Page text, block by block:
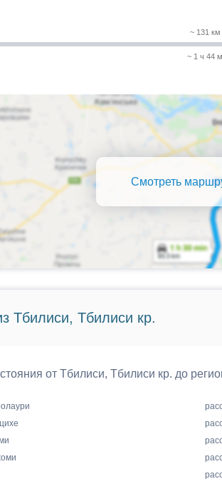
~ 131 км
~ 1 ч 44 м
Смотреть
Тбилиси, Тбилиси кр.
от Тбилиси, Тбилиси кр. до